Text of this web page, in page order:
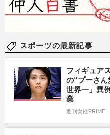
スポーツの最新記事
フィギュア
の“プーさ
世界一」異
業
週刊女性PRIME